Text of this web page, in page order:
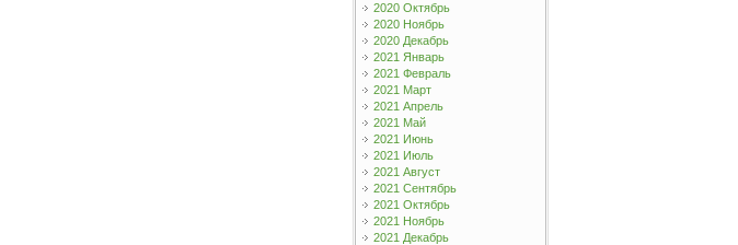
2020 Октябрь
2020 Ноябрь
2020 Декабрь
2021 Январь
2021 Февраль
2021 Март
2021 Апрель
2021 Май
2021 Июнь
2021 Июль
2021 Август
2021 Сентябрь
2021 Октябрь
2021 Ноябрь
2021 Декабрь